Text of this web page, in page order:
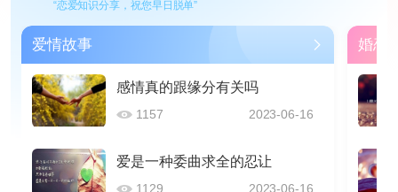
“恋爱知识分享，祝您早日脱单”
爱情故事
感情真的跟缘分有关吗
1157 2023-06-16
爱是一种委曲求全的忍让
1129 2023-06-16
婚恋